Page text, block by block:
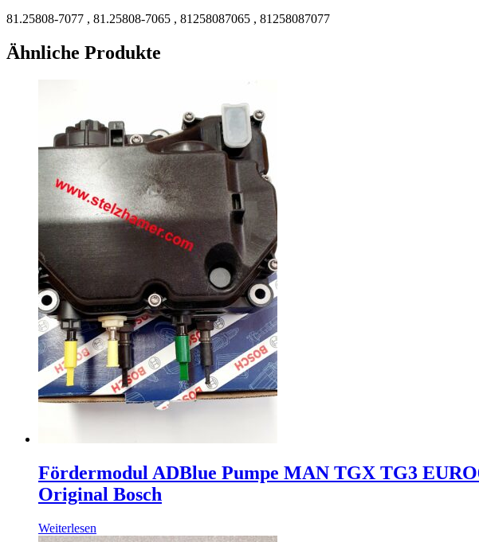
81.25808-7077 , 81.25808-7065 , 81258087065 , 81258087077
Ähnliche Produkte
Fördermodul ADBlue Pumpe MAN TGX TG3
Original Bosch
Weiterlesen